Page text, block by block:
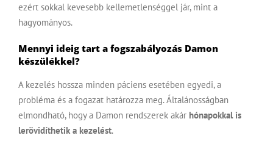
ezért sokkal kevesebb kellemetlenséggel jár, mint a
hagyományos.
Mennyi ideig tart a fogszabályozás Damon
készülékkel?
A kezelés hossza minden páciens esetében egyedi, a
probléma és a fogazat határozza meg. Általánosságban
elmondható, hogy a Damon rendszerek akár hónapokkal is
lerövidíthetik a kezelést.